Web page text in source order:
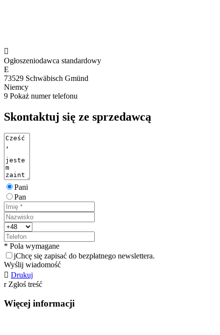

Ogłoszeniodawca standardowy
E
73529 Schwäbisch Gmünd
Niemcy
9 Pokaż numer telefonu
Skontaktuj się ze sprzedawcą
Pani
Pan
* Pola wymagane
jChcę się zapisać do bezpłatnego newslettera.
Wyślij wiadomość
 Drukuj
r Zgłoś treść
Więcej informacji